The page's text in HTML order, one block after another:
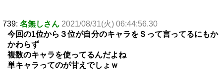
739: 名無しさん 2021/08/31(火) 06:44:56.30
今回の1位から３位が自分のキャラをＳって言ってるにもか
かわらず
複数のキャラを使ってるんだよね
単キャラってのが甘えでしょｗ